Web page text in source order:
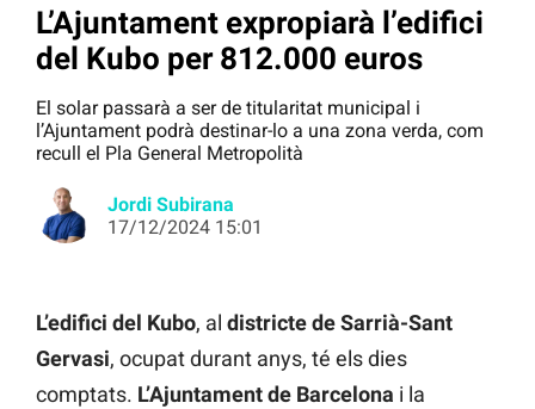
L’Ajuntament expropiarà l’edifici
del Kubo per 812.000 euros
El solar passarà a ser de titularitat municipal i
l’Ajuntament podrà destinar-lo a una zona verda, com
recull el Pla General Metropolità
Jordi Subirana
17/12/2024 15:01
L’edifici del Kubo, al districte de Sarrià-Sant
Gervasi, ocupat durant anys, té els dies
comptats. L’Ajuntament de Barcelona i la